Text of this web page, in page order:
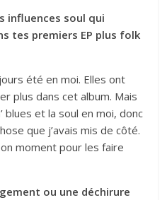
influences soul qui
tes premiers EP plus folk
été en moi. Elles ont
plus dans cet album. Mais
blues et la soul en moi, donc
que j’avais mis de côté.
moment pour les faire
ou une déchirure